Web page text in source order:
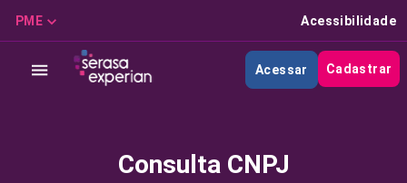
PME Acessibilidade
Acessar Cadastrar
Consulta CNPJ